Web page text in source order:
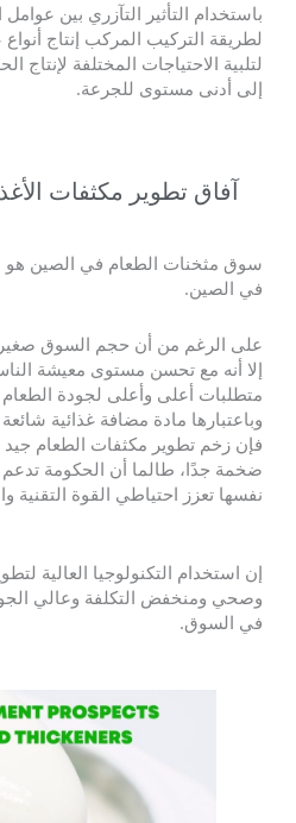
باستخدام التأثير التآزري بين
لطريقة التركيب المركب إنتاج
لتلبية الاحتياجات المختلفة
إلى أدنى مستوى للجرعة.
آفاق تطوير مكثفات
سوق مثخنات الطعام في الصين
في الصين.
على الرغم من أن حجم السوق صغير
إلا أنه مع تحسن مستوى معيشة
متطلبات أعلى وأعلى لجودة الطعام
وباعتبارها مادة مضافة غذائية
فإن زخم تطوير مكثفات الطعام جيد
ضخمة جدًا، طالما أن الحكومة
نفسها تعزز احتياطي القوة التقنية
إن استخدام التكنولوجيا العالية
وصحي ومنخفض التكلفة وعالي
في السوق.